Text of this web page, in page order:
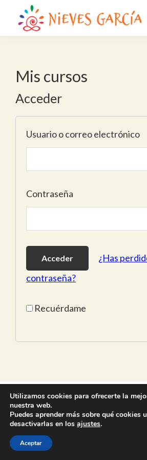
contenido
Nieves
Alcanza
metas
y
propósito
Mis cursos
Acceder
Usuario o correo electrónico
Contraseña
¿Has
contraseña?
Recuérdame
Aviso Legal y Política de Privacidad·
Sitio web desarrollado por
Utilizamos cookies para ofrecerte la
nuestra web.
Puedes aprender más sobre qué cookies
desactivarlas en los ajustes.
Aceptar